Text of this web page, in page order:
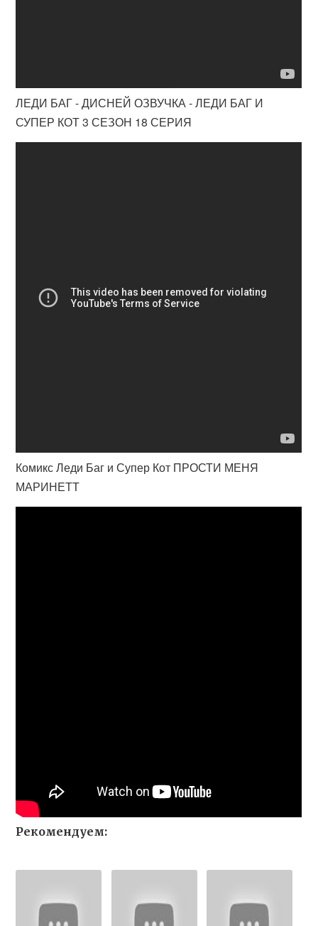
ЛЕДИ БАГ - ДИСНЕЙ ОЗВУЧКА - ЛЕДИ БАГ И
СУПЕР КОТ 3 СЕЗОН 18 СЕРИЯ
Комикс Леди Баг и Супер Кот ПРОСТИ МЕНЯ
МАРИНЕТТ
Рекомендуем: